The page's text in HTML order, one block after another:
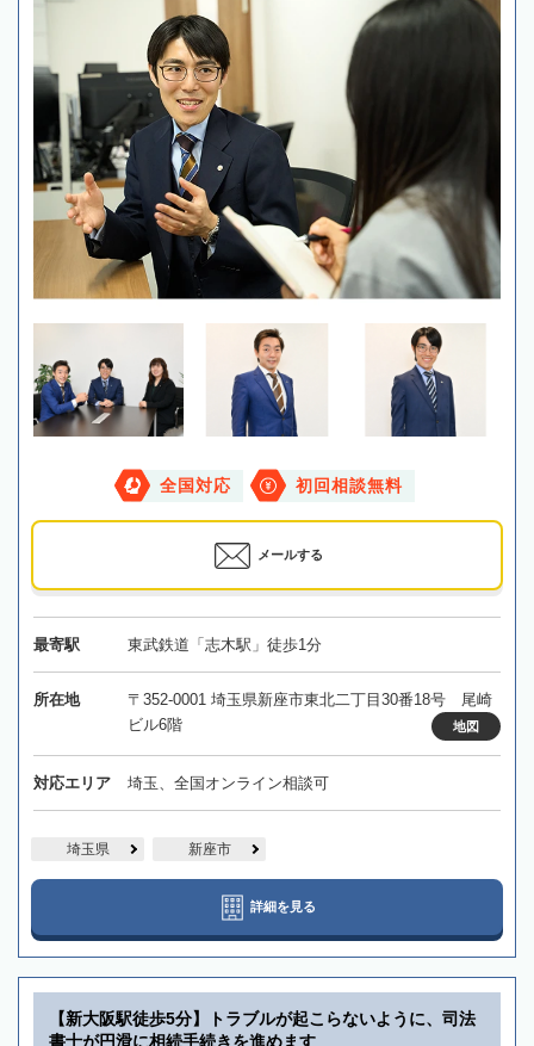
全国対応 初回相談無料
メールする
最寄駅 東武鉄道「志木駅」徒歩1分
所在地
〒352-0001 埼玉県新座市東北二丁目30番18号 尾崎
ビル6階
地図
対応エリア 埼玉、全国オンライン相談可
埼玉県 新座市
詳細を見る
【新大阪駅徒歩5分】トラブルが起こらないように、司法
書士が円滑に相続手続きを進めます